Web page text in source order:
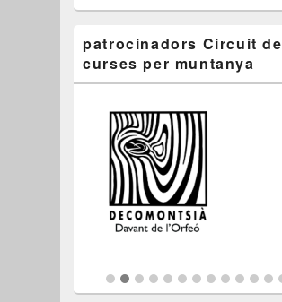
patrocinadors Circuit de
curses per muntanya